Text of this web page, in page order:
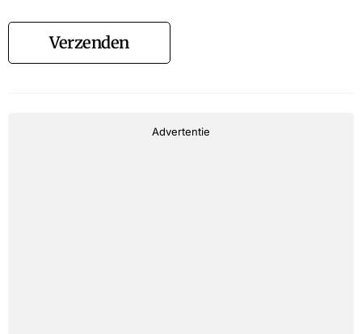
Verzenden
Advertentie